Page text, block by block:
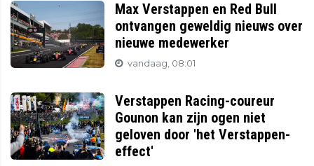
Max Verstappen en Red Bull
ontvangen geweldig nieuws over
nieuwe medewerker
vandaag, 08:01
Verstappen Racing-coureur
Gounon kan zijn ogen niet
geloven door 'het Verstappen-
effect'